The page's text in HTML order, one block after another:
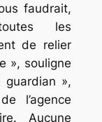
faudrait,
les
de relier
», souligne
guardian »,
l’agence
Aucune